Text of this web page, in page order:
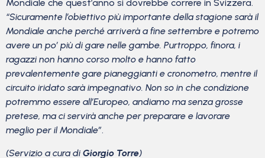
Mondiale che quest’anno si dovrebbe correre in Svizzera.
“Sicuramente l’obiettivo più importante della stagione sarà il
Mondiale anche perché arriverà a fine settembre e potremo
avere un po’ più di gare nelle gambe. Purtroppo, finora, i
ragazzi non hanno corso molto e hanno fatto
prevalentemente gare pianeggianti e cronometro, mentre il
circuito iridato sarà impegnativo. Non so in che condizione
potremmo essere all’Europeo, andiamo ma senza grosse
pretese, ma ci servirà anche per preparare e lavorare
meglio per il Mondiale”.
(Servizio a cura di Giorgio Torre)